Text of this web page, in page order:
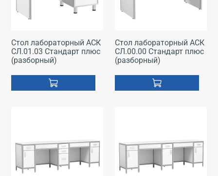
Стол лабораторный АСК
СЛ.01.03 Стандарт плюс
(разборный)
Стол лабораторный АСК
СЛ.00.00 Стандарт плюс
(разборный)